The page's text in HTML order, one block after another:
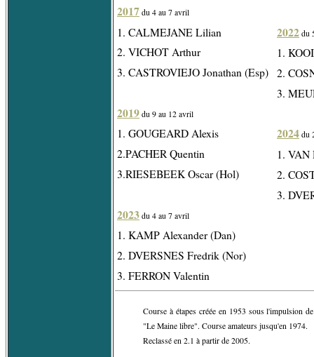
2017 du 4 au 7 avril
1. CALMEJANE Lilian
2. VICHOT Arthur
3. CASTROVIEJO Jonathan (Esp)
2019 du 9 au 12 avril
1. GOUGEARD Alexis
2.PACHER Quentin
3.RIESEBEEK Oscar (Hol)
2023 du 4 au 7 avril
1. KAMP Alexander (Dan)
2. DVERSNES Fredrik (Nor)
3. FERRON Valentin
2022 du
1.
2.
3.
2024 du
1. VAN
2.
3.
Course à étapes créée en 1953 sous l'impulsion
"Le Maine libre". Course amateurs jusqu'en 1974.
Reclassé en 2.1 à partir de 2005.